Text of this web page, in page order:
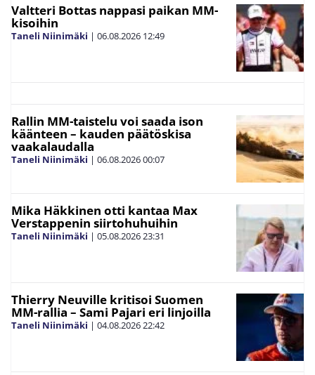
Valtteri Bottas nappasi paikan MM-
kisoihin
Taneli Niinimäki | 06.08.2026 12:49
Rallin MM-taistelu voi saada ison
käänteen – kauden päätöskisa
vaakalaudalla
Taneli Niinimäki | 06.08.202600:07
Mika Häkkinen otti kantaa Max
Verstappenin siirtohuhuihin
Taneli Niinimäki | 05.08.202623:31
Thierry Neuville kritisoi Suomen
MM-rallia – Sami Pajari eri linjoilla
Taneli Niinimäki | 04.08.202622:42